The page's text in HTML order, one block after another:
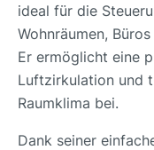
ideal für die
Wohnräumen,
Er ermöglicht eine
Luftzirkulation und
Raumklima bei.
Dank seiner